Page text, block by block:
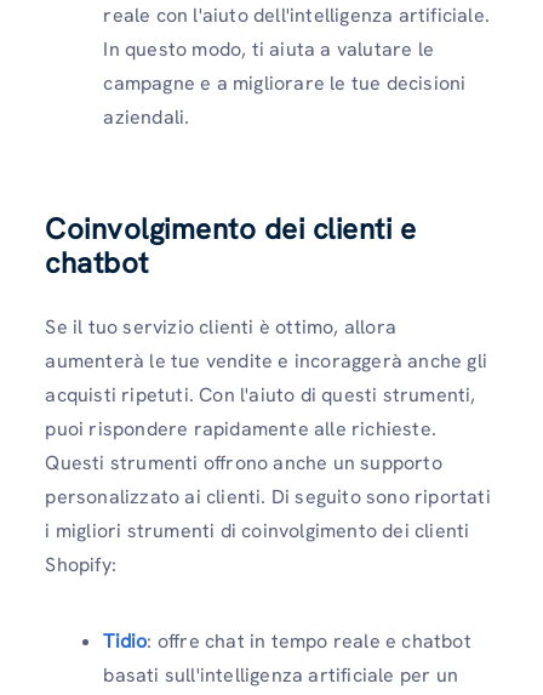
reale con l'aiuto dell'intelligenza artificiale.
In questo modo, ti aiuta a valutare le
campagne e a migliorare le tue decisioni
aziendali.
Coinvolgimento dei clienti e
chatbot
Se il tuo servizio clienti è ottimo, allora
aumenterà le tue vendite e incoraggerà anche gli
acquisti ripetuti. Con l'aiuto di questi strumenti,
puoi rispondere rapidamente alle richieste.
Questi strumenti offrono anche un supporto
personalizzato ai clienti. Di seguito sono riportati
i migliori strumenti di coinvolgimento dei clienti
Shopify:
Tidio: offre chat in tempo reale e chatbot
basati sull'intelligenza artificiale per un